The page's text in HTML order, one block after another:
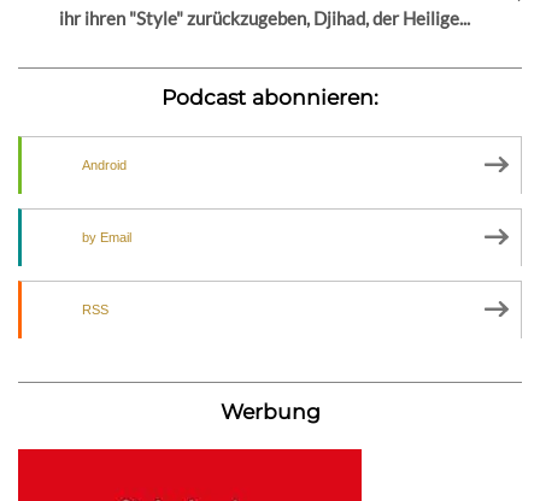
ihr ihren "Style" zurückzugeben, Djihad, der Heilige...
Podcast abonnieren:
Android
by Email
RSS
Werbung